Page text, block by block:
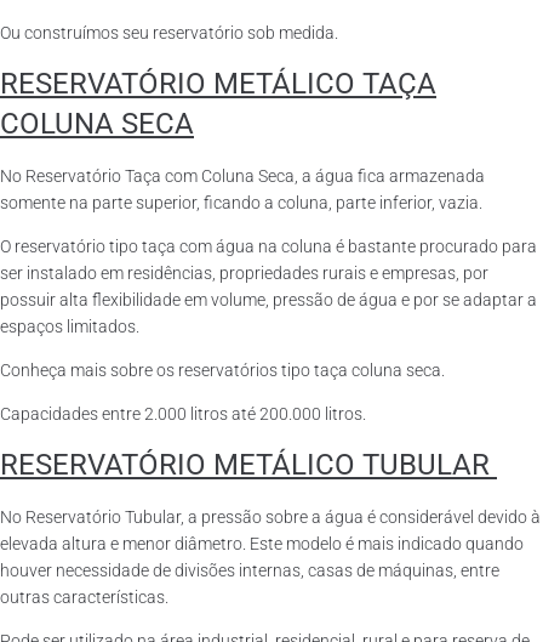
Ou construímos seu reservatório sob medida.
RESERVATÓRIO METÁLICO TAÇA
COLUNA SECA
No Reservatório Taça com Coluna Seca, a água fica armazenada
somente na parte superior, ficando a coluna, parte inferior, vazia.
O reservatório tipo taça com água na coluna é bastante procurado para
ser instalado em residências, propriedades rurais e empresas, por
possuir alta flexibilidade em volume, pressão de água e por se adaptar a
espaços limitados.
Conheça mais sobre os reservatórios tipo taça coluna seca.
Capacidades entre 2.000 litros até 200.000 litros.
RESERVATÓRIO METÁLICO TUBULAR
No Reservatório Tubular, a pressão sobre a água é considerável devido à
elevada altura e menor diâmetro. Este modelo é mais indicado quando
houver necessidade de divisões internas, casas de máquinas, entre
outras características.